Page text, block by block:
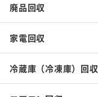
廃品回収
家電回収
冷蔵庫（冷凍庫）回収